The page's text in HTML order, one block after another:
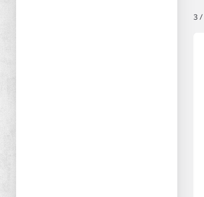
3 /